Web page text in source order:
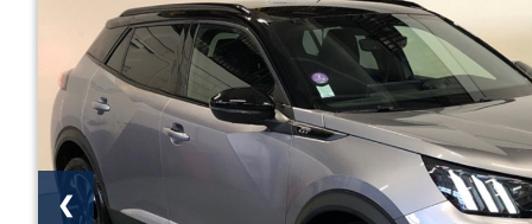
❮